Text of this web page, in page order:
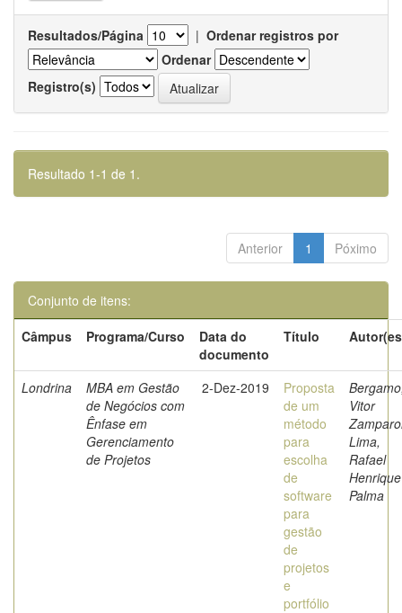
Resultados/Página | Ordenar registros por
Ordenar
Registro(s)
Resultado 1-1 de 1.
Anterior 1 Póximo
Conjunto de itens:
Câmpus
Programa/Curso
Data do
documento
Título
Londrina
MBA em Gestão
de Negócios com
Ênfase em
Gerenciamento
de Projetos
2-Dez-2019
Proposta
de um
método
para
escolha
de
software
para
gestão
de
projetos
e
portfólio
Vitor
Lima,
Rafael
Henrique
Palma